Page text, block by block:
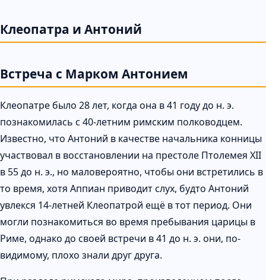
Клеопатра и Антоний
Встреча с Марком Антонием
Клеопатре было 28 лет, когда она в 41 году до н. э.
познакомилась с 40-летним римским полководцем.
Известно, что Антоний в качестве начальника конницы
участвовал в восстановлении на престоле Птолемея XII
в 55 до н. э., но маловероятно, чтобы они встретились в
то время, хотя Аппиан приводит слух, будто Антоний
увлекся 14-летней Клеопатрой ещё в тот период. Они
могли познакомиться во время пребывания царицы в
Риме, однако до своей встречи в 41 до н. э. они, по-
видимому, плохо знали друг друга.